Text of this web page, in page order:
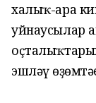
халыҡ-ара
уйнаусылар
эшләү